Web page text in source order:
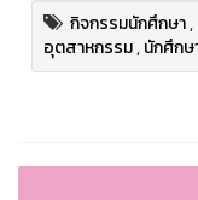
กิจกรรมนักศึกษา,
อุตสาหกรรม,นักศึกษ